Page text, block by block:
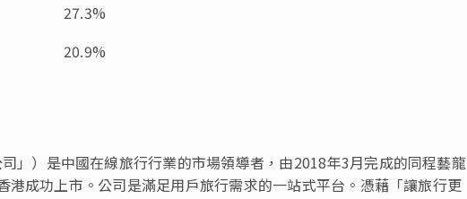
27.3%
20.9%
」）是中國在線旅行行業的市場領導者，由2018年3月完成的同程藝龍
成功上市。公司是滿足用戶旅行需求的一站式平台。憑藉「讓旅行更